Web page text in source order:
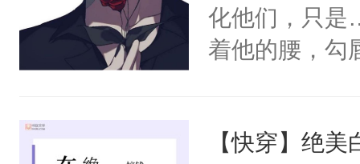
化他们，只是
着他的腰，勾
来，给老公
【快穿】绝